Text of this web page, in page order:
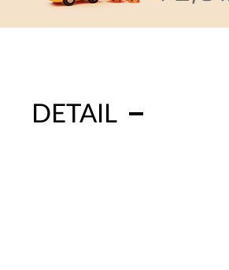
DETAIL